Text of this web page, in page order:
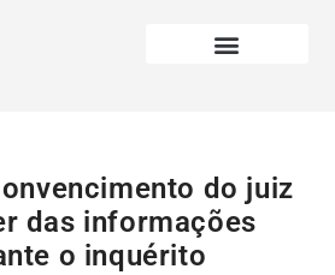
do juiz
das informações
o inquérito